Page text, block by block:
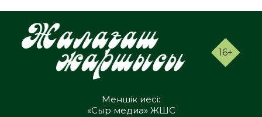
16+
Меншік иесі:
«Сыр медиа» ЖШС